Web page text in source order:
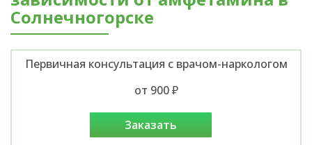
Солнечногорске
Первичная консультация с врачом-наркологом
от 900 ₽
заказать